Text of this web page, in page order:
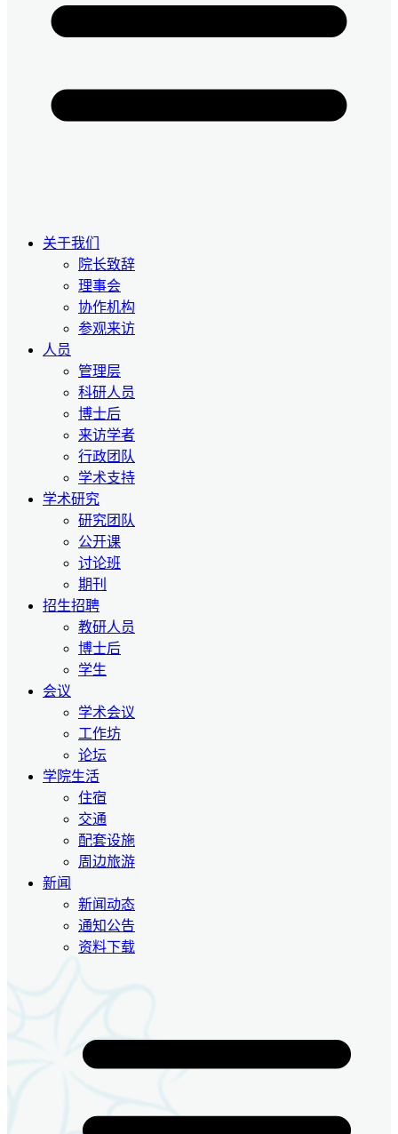
关于我们
院长致辞
理事会
协作机构
参观来访
人员
管理层
科研人员
博士后
来访学者
行政团队
学术支持
学术研究
研究团队
公开课
讨论班
期刊
招生招聘
教研人员
博士后
学生
会议
学术会议
工作坊
论坛
学院生活
住宿
交通
配套设施
周边旅游
新闻
新闻动态
通知公告
资料下载